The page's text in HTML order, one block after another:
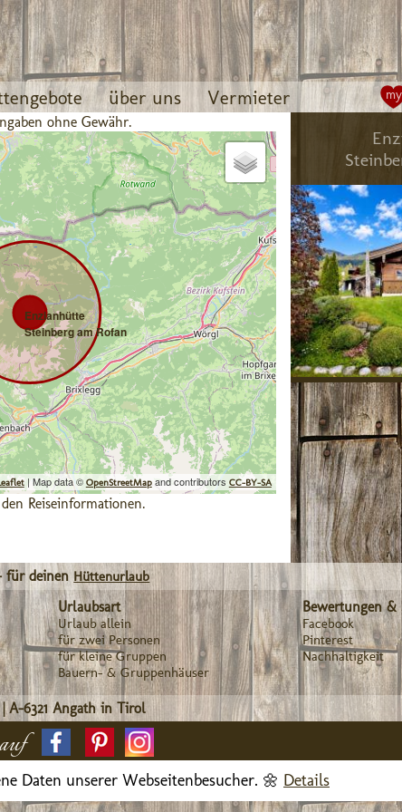
über uns Vermieter my
ohne Gewähr.
Enzianhütte
Steinberg am Rofan
| Map data © OpenStreetMapand contributors CC-BY-SA
Reiseinformationen.
für deinen Hüttenurlaub
Urlaubsart
Urlaub allein
für zwei Personen
für kleine Gruppen
Bauern- & Gruppenhäuser
Bewertungen &
Facebook
Pinterest
Nachhaltigkeit
A-6321 Angath in Tirol
Daten unserer Webseitenbesucher. 🌼 Details